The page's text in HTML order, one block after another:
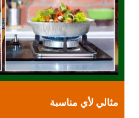
مثالي لأي مناسبة